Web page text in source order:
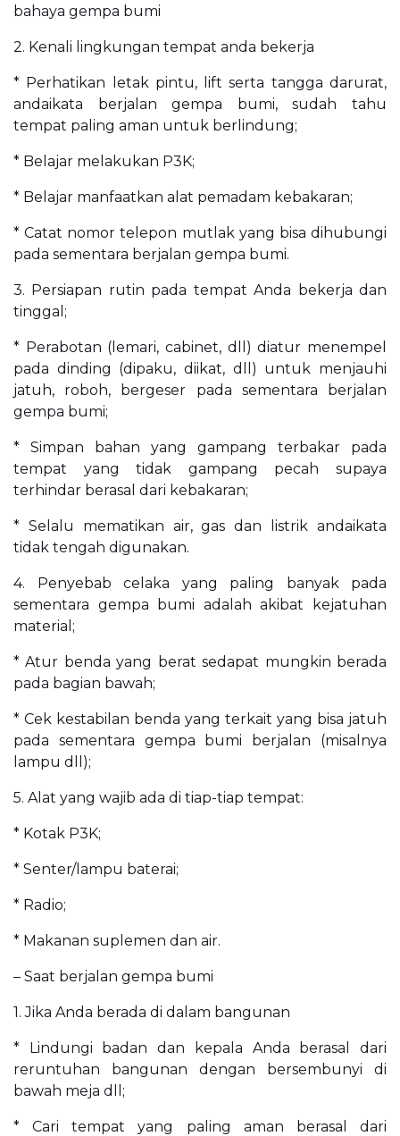
bahaya gempa bumi
2. Kenali lingkungan tempat anda bekerja
* Perhatikan letak pintu, lift serta tangga darurat,
andaikata berjalan gempa bumi, sudah tahu
tempat paling aman untuk berlindung;
* Belajar melakukan P3K;
* Belajar manfaatkan alat pemadam kebakaran;
* Catat nomor telepon mutlak yang bisa dihubungi
pada sementara berjalan gempa bumi.
3. Persiapan rutin pada tempat Anda bekerja dan
tinggal;
* Perabotan (lemari, cabinet, dll) diatur menempel
pada dinding (dipaku, diikat, dll) untuk menjauhi
jatuh, roboh, bergeser pada sementara berjalan
gempa bumi;
* Simpan bahan yang gampang terbakar pada
tempat yang tidak gampang pecah supaya
terhindar berasal dari kebakaran;
* Selalu mematikan air, gas dan listrik andaikata
tidak tengah digunakan.
4. Penyebab celaka yang paling banyak pada
sementara gempa bumi adalah akibat kejatuhan
material;
* Atur benda yang berat sedapat mungkin berada
pada bagian bawah;
* Cek kestabilan benda yang terkait yang bisa jatuh
pada sementara gempa bumi berjalan (misalnya
lampu dll);
5. Alat yang wajib ada di tiap-tiap tempat:
* Kotak P3K;
* Senter/lampu baterai;
* Radio;
* Makanan suplemen dan air.
– Saat berjalan gempa bumi
1. Jika Anda berada di dalam bangunan
* Lindungi badan dan kepala Anda berasal dari
reruntuhan bangunan dengan bersembunyi di
bawah meja dll;
* Cari tempat yang paling aman berasal dari